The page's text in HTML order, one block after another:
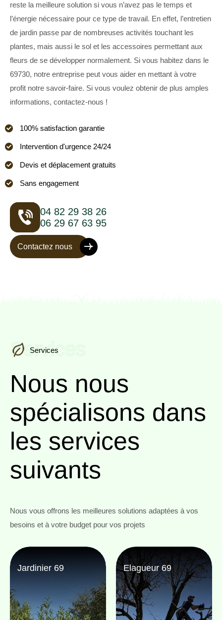
reste la meilleure solution si vous n’avez pas le temps et
l’énergie nécessaire pour ce type de travail. En effet, l’entretien
de jardin passe par de nombreuses activités touchant les
plantes, mais aussi le sol et les accessoires permettant aux
fleurs de se développer normalement. Si vous habitez dans le
69730, notre entreprise peut vous aider en mettant à votre
profit notre savoir-faire. Si vous voulez obtenir de plus amples
informations, contactez-nous !
100% satisfaction garantie
Intervention d'urgence 24/24
Devis et déplacement gratuits
Sans engagement
04 82 29 38 26
06 29 67 63 95
Contactez nous
Services
Services
Nous nous
spécialisons dans
les services
suivants
Nous vous offrons les meilleures solutions adaptées à vos
besoins et à votre budget pour vos projets
Jardinier 69 Elagueur 69